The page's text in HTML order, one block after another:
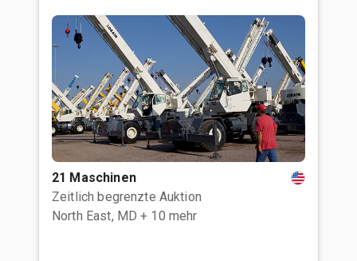
21 Maschinen
Zeitlich begrenzte Auktion
North East, MD + 10 mehr